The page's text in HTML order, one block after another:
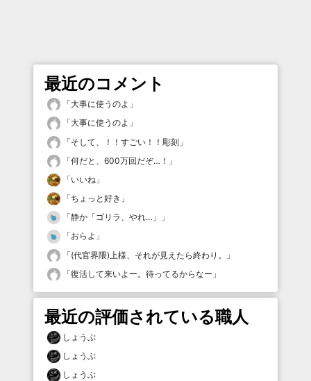
最近のコメント
「大事に使うのよ 」
「大事に使うのよ 」
「そして、！！すごい！！彫刻 」
「何だと、600万回だぞ…！ 」
「いいね 」
「ちょっと好き 」
「静か「ゴリラ、やれ…」
」
「おらよ 」
「(代官界隈)上様、それが見えたら終わり。
」
「復活して来いよー。待ってるからなー 」
最近の評価されている職人
しょうぶ
しょうぶ
しょうぶ